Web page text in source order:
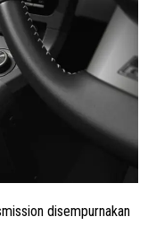
disempurnakan